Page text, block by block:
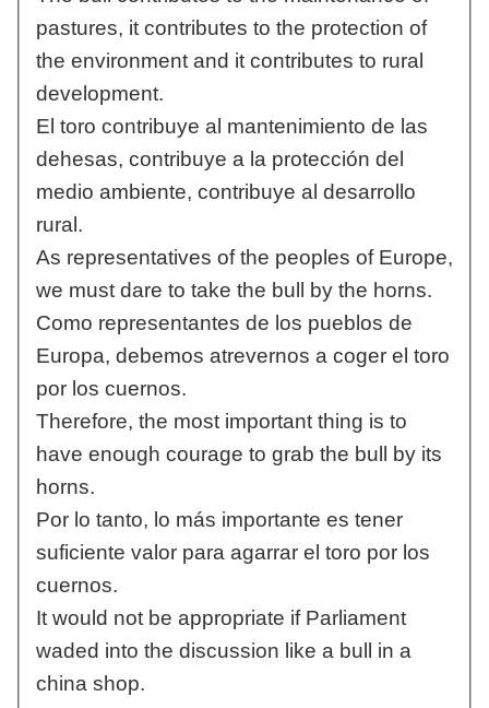
pastures, it contributes to the protection of
the environment and it contributes to rural
development.
El toro contribuye al mantenimiento de las
dehesas, contribuye a la protección del
medio ambiente, contribuye al desarrollo
rural.
As representatives of the peoples of Europe,
we must dare to take the bull by the horns.
Como representantes de los pueblos de
Europa, debemos atrevernos a coger el toro
por los cuernos.
Therefore, the most important thing is to
have enough courage to grab the bull by its
horns.
Por lo tanto, lo más importante es tener
suficiente valor para agarrar el toro por los
cuernos.
It would not be appropriate if Parliament
waded into the discussion like a bull in a
china shop.